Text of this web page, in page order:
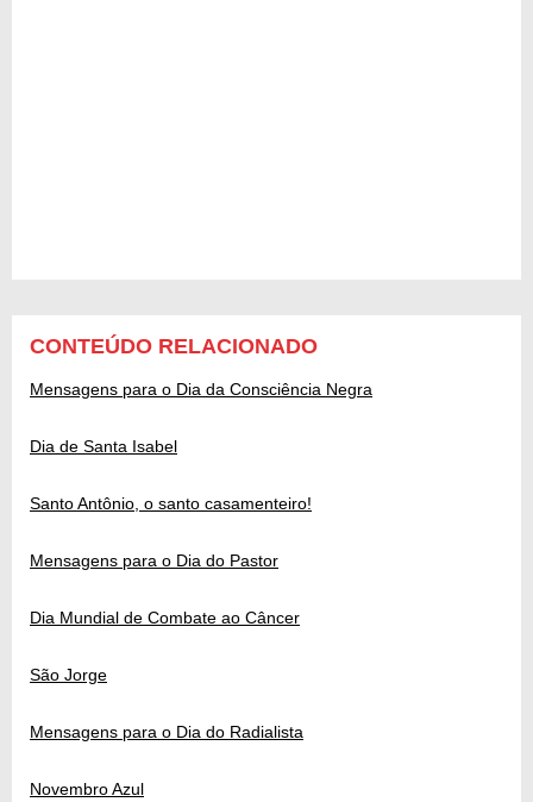
CONTEÚDO RELACIONADO
Mensagens para o Dia da Consciência Negra
Dia de Santa Isabel
Santo Antônio, o santo casamenteiro!
Mensagens para o Dia do Pastor
Dia Mundial de Combate ao Câncer
São Jorge
Mensagens para o Dia do Radialista
Novembro Azul